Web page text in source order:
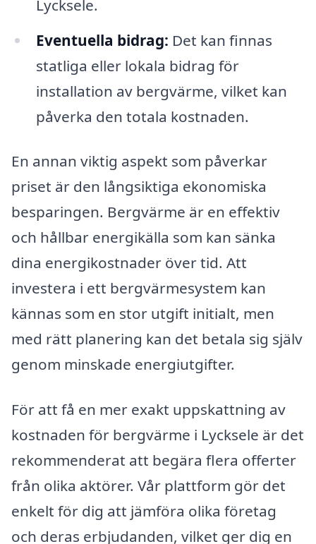
Lycksele.
Eventuella bidrag: Det kan finnas
statliga eller lokala bidrag för
installation av bergvärme, vilket kan
påverka den totala kostnaden.
En annan viktig aspekt som påverkar
priset är den långsiktiga ekonomiska
besparingen. Bergvärme är en effektiv
och hållbar energikälla som kan sänka
dina energikostnader över tid. Att
investera i ett bergvärmesystem kan
kännas som en stor utgift initialt, men
med rätt planering kan det betala sig själv
genom minskade energiutgifter.
För att få en mer exakt uppskattning av
kostnaden för bergvärme i Lycksele är det
rekommenderat att begära flera offerter
från olika aktörer. Vår plattform gör det
enkelt för dig att jämföra olika företag
och deras erbjudanden, vilket ger dig en